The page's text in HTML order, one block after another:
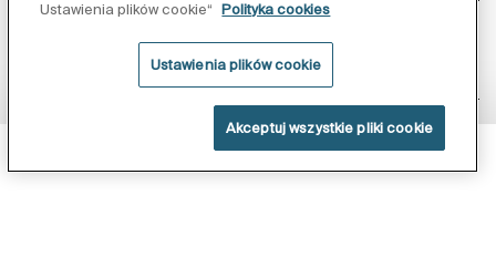
Powłoka Supraglaze
Obserwuj nas:
Ustawienia plików cookie“
Polityka cookies
Ustawienia plików cookie
Akceptuj wszystkie pliki cookie